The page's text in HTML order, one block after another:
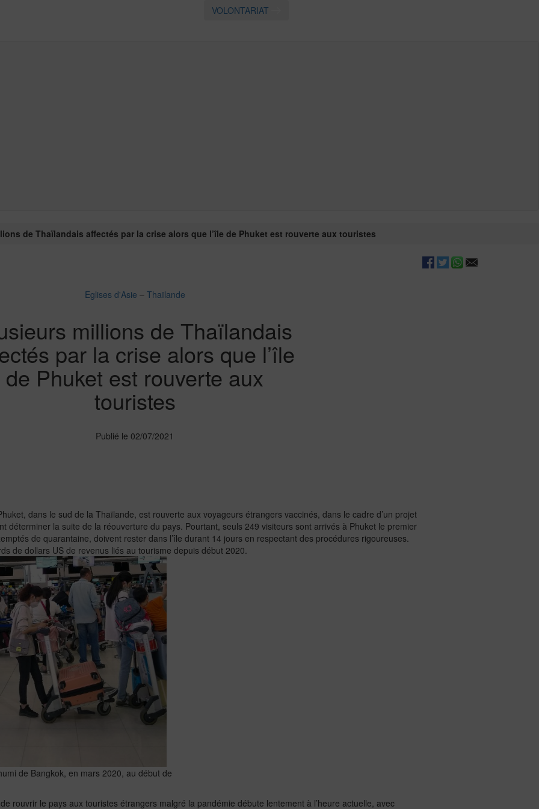
VOLONTARIAT
de Thaïlandais affectés par la crise alors que l’île de Phuket est rouverte aux touristes
Eglises d'Asie – Thaïlande
millions de Thaïlandais
par la crise alors que l’île
de Phuket est rouverte aux
touristes
Publié le 02/07/2021
dans le sud de la Thaïlande, est rouverte aux voyageurs étrangers vaccinés, dans le cadre d’un projet
déterminer la suite de la réouverture du pays. Pourtant, seuls 249 visiteurs sont arrivés à Phuket le premier
de quarantaine, doivent rester dans l’île durant 14 jours en respectant des procédures rigoureuses.
de dollars US de revenus liés au tourisme depuis début 2020.
de Bangkok, en mars 2020, au début de
rouvrir le pays aux touristes étrangers malgré la pandémie débute lentement à l’heure actuelle, avec